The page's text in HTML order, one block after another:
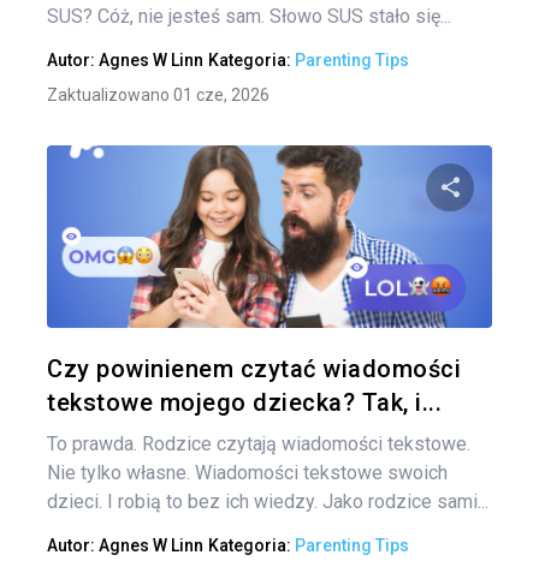
SUS? Cóż, nie jesteś sam. Słowo SUS stało się...
Autor: Agnes W Linn Kategoria: Parenting Tips
Zaktualizowano 01 cze, 2026
Czy powinienem czytać wiadomości
tekstowe mojego dziecka? Tak, i...
To prawda. Rodzice czytają wiadomości tekstowe.
Nie tylko własne. Wiadomości tekstowe swoich
dzieci. I robią to bez ich wiedzy. Jako rodzice sami...
Autor: Agnes W Linn Kategoria: Parenting Tips